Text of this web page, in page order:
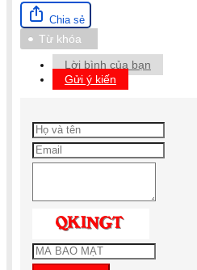
Chia sẻ
Từ khóa
Lời bình của bạn
Gửi ý kiến